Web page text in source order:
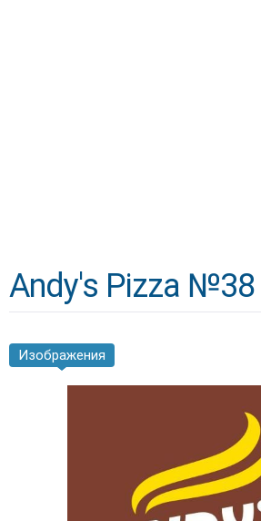
Andy's Pizza №38
Изображения